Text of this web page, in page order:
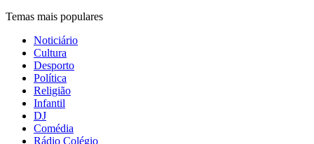
Temas mais populares
Noticiário
Cultura
Desporto
Política
Religião
Infantil
DJ
Comédia
Rádio Colégio